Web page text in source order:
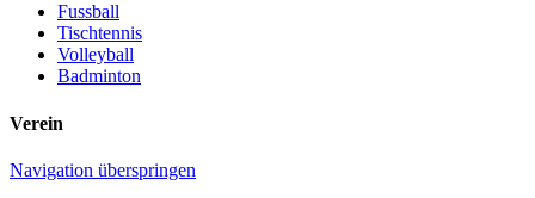
Fussball
Tischtennis
Volleyball
Badminton
Verein
Navigation überspringen